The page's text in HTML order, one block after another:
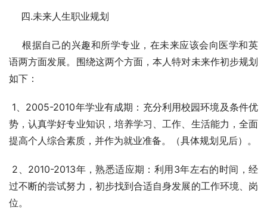
四.未来人生职业规划
根据自己的兴趣和所学专业，在未来应该会向医学和英
语两方面发展。围绕这两个方面，本人特对未来作初步规划
如下：
1、2005-2010年学业有成期：充分利用校园环境及条件优
势，认真学好专业知识，培养学习、工作、生活能力，全面
2、2010-2013年，熟悉适应期：利用3年左右的时间，经
过不断的尝试努力，初步找到合适自身发展的工作环境、岗
位。